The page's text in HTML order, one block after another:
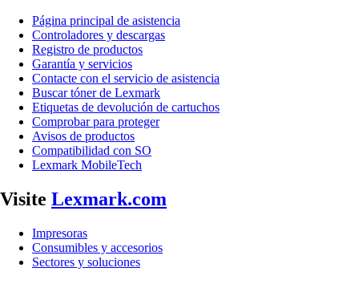
Página principal de asistencia
Controladores y descargas
Registro de productos
Garantía y servicios
Contacte con el servicio de asistencia
Buscar tóner de Lexmark
Etiquetas de devolución de cartuchos
Comprobar para proteger
Avisos de productos
Compatibilidad con SO
Lexmark MobileTech
Visite Lexmark.com
Impresoras
Consumibles y accesorios
Sectores y soluciones